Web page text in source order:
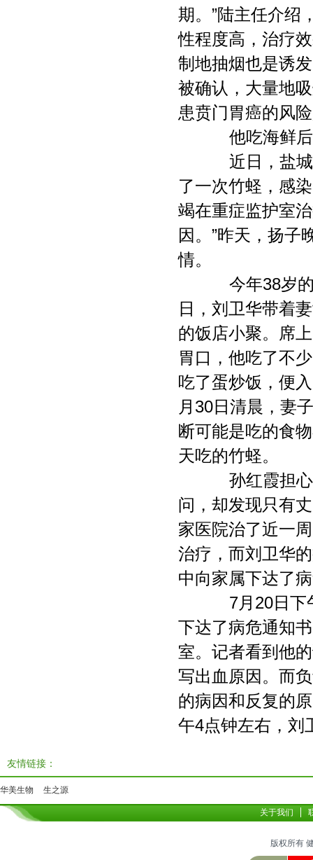
期。”陆主任介绍
性程度高，治疗
制地抽烟也是诱
被确认，大量地
患贲门胃癌的风
他吃海鲜后
近日，盐城
了一次竹蛏，感
竭在重症监护室
因。”昨天，扬子
情。
今年38岁的
日，刘卫华带着
的饭店小聚。席
胃口，他吃了不
吃了蛋炒饭，便
月30日清晨，妻
断可能是吃的食
天吃的竹蛏。
孙红霞担心
问，却发现只有
家医院治了近一
治疗，而刘卫华
中向家属下达了
7月20日下午
下达了病危通知
室。记者看到他
写出血原因。而
的病因和反复的
午4点钟左右，刘
友情链接：
华美生物 生之源
关于我们
版权所有